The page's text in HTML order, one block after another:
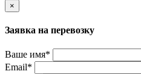
×
Заявка на перевозку
Ваше имя*
Email*